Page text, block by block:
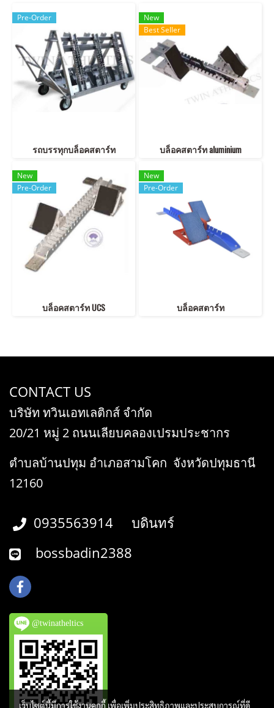
Pre-Order
รถบรรทุกบล็อคสตาร์ท
New
Best Seller
บล็อคสตาร์ท aluminium
New
Pre-Order
บล็อคสตาร์ท UCS
New
Pre-Order
บล็อคสตาร์ท
CONTACT US
บริษัท ทวินเอทเลติกส์ จำกัด
20/21 หมู่ 2 ถนนเลียบคลองเปรมประชากร
ตำบลบ้านปทุม อำเภอสามโคก จังหวัดปทุมธานี
12160
0935563914 บดินทร์
bossbadin2388
@twinatheltics
เว็บไซต์นี้มีการใช้งานคุกกี้ เพื่อเพิ่มประสิทธิภาพและประสบการณ์ที่ดี